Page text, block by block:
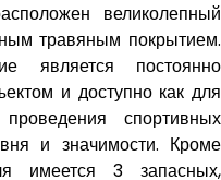
великолепный
травяным покрытием.
является постоянно
и доступно как для
спортивных
и значимости. Кроме
имеется 3 запасных,